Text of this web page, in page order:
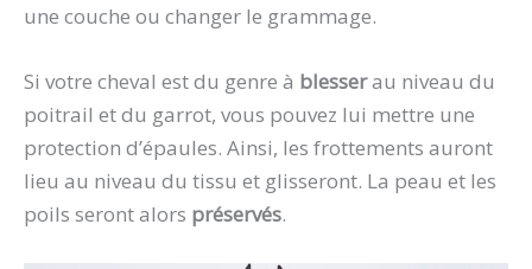
une couche ou changer le grammage.
Si votre cheval est du genre à blesserau niveau du
poitrail et du garrot, vous pouvez lui mettre une
protection d’épaules. Ainsi, les frottements auront
lieu au niveau du tissu et glisseront. La peau et les
poils seront alors préservés.